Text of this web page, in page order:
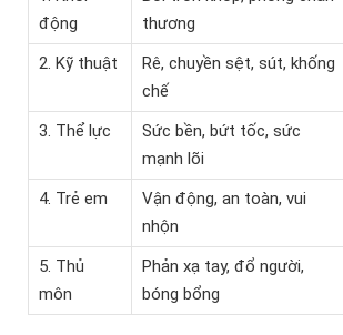
động
thương
2. Kỹ thuật
Rê, chuyền sệt, sút, khống
chế
3. Thể lực
Sức bền, bứt tốc, sức
mạnh lõi
4. Trẻ em
Vận động, an toàn, vui
nhộn
5. Thủ
môn
Phản xạ tay, đổ người,
bóng bổng